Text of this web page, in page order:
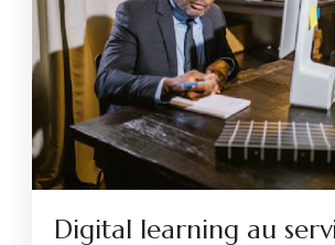
Digital learning au